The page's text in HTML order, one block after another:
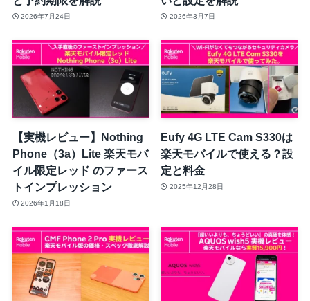
2026年7月24日 2026年3月7日
【実機レビュー】Nothing
Phone（3a）Lite 楽天モバ
イル限定レッド のファース
トインプレッション
2026年1月18日
Eufy 4G LTE Cam S330は
楽天モバイルで使える？設
定と料金
2025年12月28日